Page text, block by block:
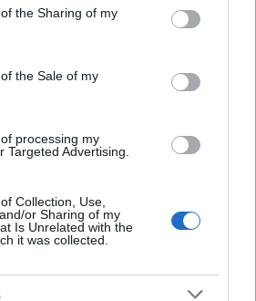
or usage behaviour. You may click to
to Google and its third-party tags to
specified purposes in below Google
the Sharing of my
the Sale of my
processing my
Targeted Advertising.
Collection, Use,
or Sharing of my
Is Unrelated with the
it was collected.
νέες ολοκληρωμένες εταιρικές
βασισμένες σε αμοιβαία
όπως για παράδειγμα είναι η
Τυνησία.